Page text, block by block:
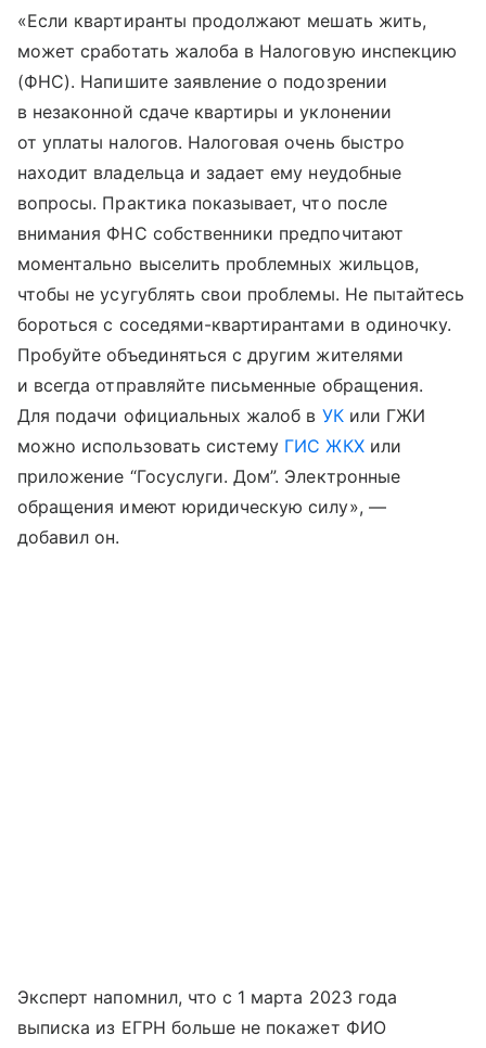
«Если квартиранты продолжают мешать жить,
может сработать жалоба в Налоговую инспекцию
(ФНС). Напишите заявление о подозрении
в незаконной сдаче квартиры и уклонении
от уплаты налогов. Налоговая очень быстро
находит владельца и задает ему неудобные
вопросы. Практика показывает, что после
внимания ФНС собственники предпочитают
моментально выселить проблемных жильцов,
чтобы не усугублять свои проблемы. Не пытайтесь
бороться с соседями-квартирантами в одиночку.
Пробуйте объединяться с другим жителями
и всегда отправляйте письменные обращения.
Для подачи официальных жалоб в УКили ГЖИ
можно использовать систему ГИС ЖКХили
приложение “Госуслуги. Дом”. Электронные
обращения имеют юридическую силу», —
добавил он.
Эксперт напомнил, что с 1 марта 2023 года
выписка из ЕГРН больше не покажет ФИО